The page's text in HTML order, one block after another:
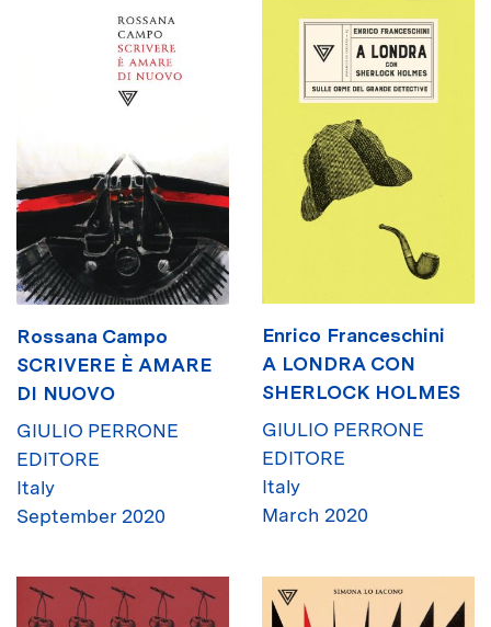
Rossana Campo
SCRIVERE È AMARE
DI NUOVO
GIULIO PERRONE
EDITORE
Italy
September 2020
Enrico Franceschini
A LONDRA CON
SHERLOCK HOLMES
GIULIO PERRONE
EDITORE
Italy
March 2020